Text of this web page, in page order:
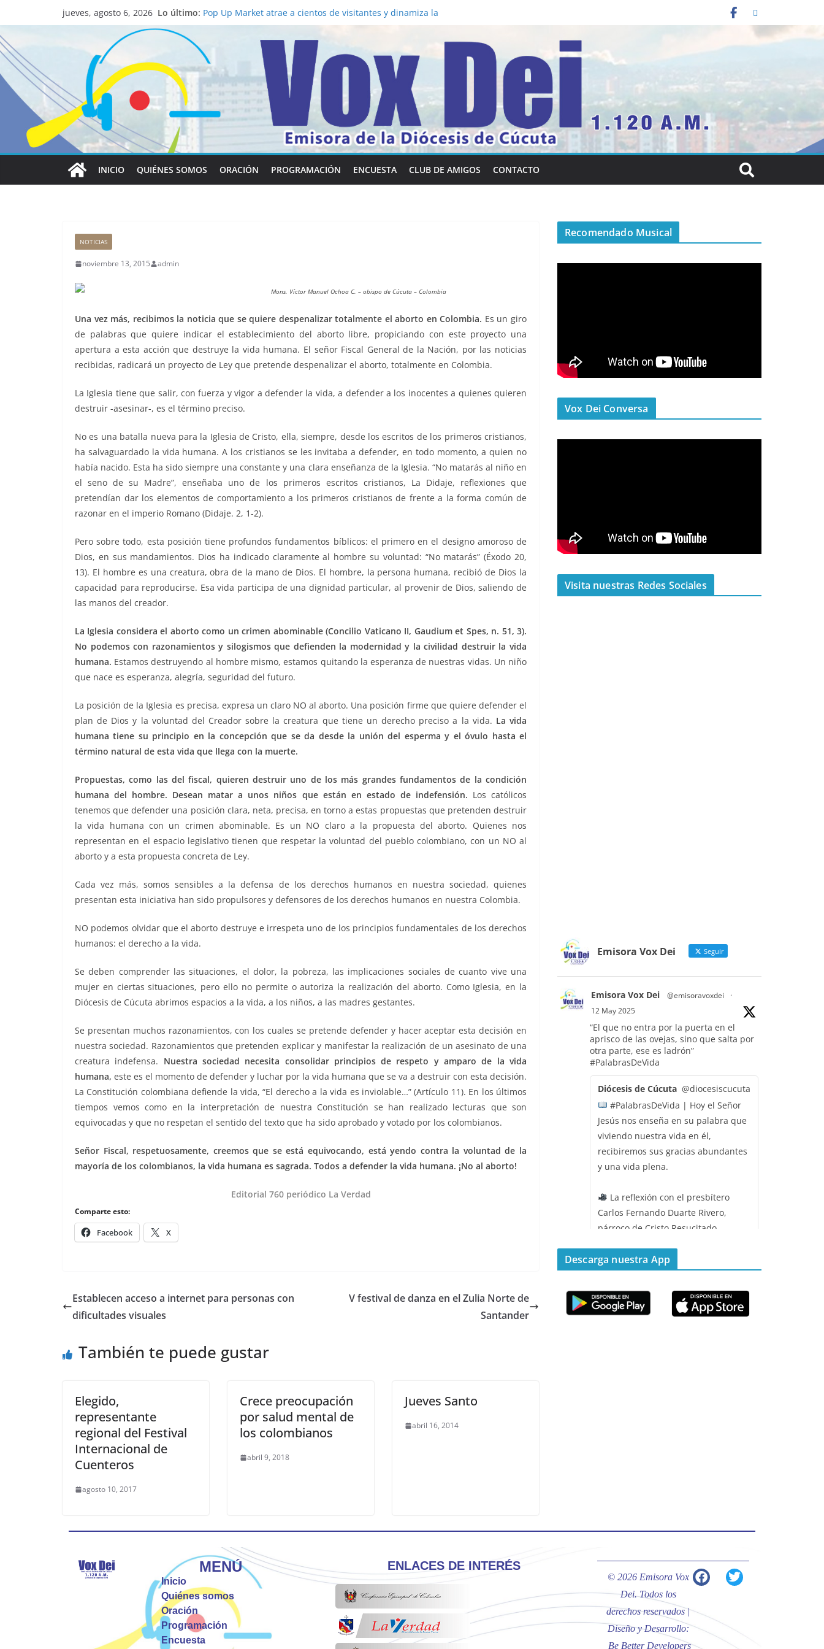
jueves, agosto 6, 2026 Lo último: católico para convertirse en “Superancianos”
Pop Up Market atrae a cientos de visitantes y dinamiza la
Salud mental a la mesa: la importancia de hablarlo en
familia
Lo que tienen en común la nueva Película Toy Story 5 y el
Papa León XIV
Realizadores de Vox Dei fortalecen su identidad
institucional y habilidades en comunicación visual
INICIO QUIÉNES SOMOS ORACIÓN PROGRAMACIÓN ENCUESTA CLUB DE AMIGOS CONTACTO
NOTICIAS
noviembre 13, 2015 admin
Mons. Víctor Manuel Ochoa C. – obispo de Cúcuta – Colombia
Una vez más, recibimos la noticia que se quiere despenalizar totalmente el aborto en Colombia. Es un giro
de palabras que quiere indicar el establecimiento del aborto libre, propiciando con este proyecto una
apertura a esta acción que destruye la vida humana. El señor Fiscal General de la Nación, por las noticias
recibidas, radicará un proyecto de Ley que pretende despenalizar el aborto, totalmente en Colombia.
La Iglesia tiene que salir, con fuerza y vigor a defender la vida, a defender a los inocentes a quienes quieren
destruir -asesinar-, es el término preciso.
No es una batalla nueva para la Iglesia de Cristo, ella, siempre, desde los escritos de los primeros cristianos,
ha salvaguardado la vida humana. A los cristianos se les invitaba a defender, en todo momento, a quien no
había nacido. Esta ha sido siempre una constante y una clara enseñanza de la Iglesia. “No matarás al niño en
el seno de su Madre”, enseñaba uno de los primeros escritos cristianos, La Didaje, reflexiones que
pretendían dar los elementos de comportamiento a los primeros cristianos de frente a la forma común de
razonar en el imperio Romano (Didaje. 2, 1-2).
Pero sobre todo, esta posición tiene profundos fundamentos bíblicos: el primero en el designo amoroso de
Dios, en sus mandamientos. Dios ha indicado claramente al hombre su voluntad: “No matarás” (Éxodo 20,
13). El hombre es una creatura, obra de la mano de Dios. El hombre, la persona humana, recibió de Dios la
capacidad para reproducirse. Esa vida participa de una dignidad particular, al provenir de Dios, saliendo de
las manos del creador.
La Iglesia considera el aborto como un crimen abominable (Concilio Vaticano II, Gaudium et Spes, n. 51, 3).
No podemos con razonamientos y silogismos que defienden la modernidad y la civilidad destruir la vida
humana. Estamos destruyendo al hombre mismo, estamos quitando la esperanza de nuestras vidas. Un niño
que nace es esperanza, alegría, seguridad del futuro.
La posición de la Iglesia es precisa, expresa un claro NO al aborto. Una posición firme que quiere defender el
plan de Dios y la voluntad del Creador sobre la creatura que tiene un derecho preciso a la vida. La vida
humana tiene su principio en la concepción que se da desde la unión del esperma y el óvulo hasta el
término natural de esta vida que llega con la muerte.
Propuestas, como las del fiscal, quieren destruir uno de los más grandes fundamentos de la condición
humana del hombre. Desean matar a unos niños que están en estado de indefensión. Los católicos
tenemos que defender una posición clara, neta, precisa, en torno a estas propuestas que pretenden destruir
la vida humana con un crimen abominable. Es un NO claro a la propuesta del aborto. Quienes nos
representan en el espacio legislativo tienen que respetar la voluntad del pueblo colombiano, con un NO al
aborto y a esta propuesta concreta de Ley.
Cada vez más, somos sensibles a la defensa de los derechos humanos en nuestra sociedad, quienes
presentan esta iniciativa han sido propulsores y defensores de los derechos humanos en nuestra Colombia.
NO podemos olvidar que el aborto destruye e irrespeta uno de los principios fundamentales de los derechos
humanos: el derecho a la vida.
Se deben comprender las situaciones, el dolor, la pobreza, las implicaciones sociales de cuanto vive una
mujer en ciertas situaciones, pero ello no permite o autoriza la realización del aborto. Como Iglesia, en la
Diócesis de Cúcuta abrimos espacios a la vida, a los niños, a las madres gestantes.
Se presentan muchos razonamientos, con los cuales se pretende defender y hacer aceptar esta decisión en
nuestra sociedad. Razonamientos que pretenden explicar y manifestar la realización de un asesinato de una
creatura indefensa. Nuestra sociedad necesita consolidar principios de respeto y amparo de la vida
humana, este es el momento de defender y luchar por la vida humana que se va a destruir con esta decisión.
La Constitución colombiana defiende la vida, “El derecho a la vida es inviolable…” (Artículo 11). En los últimos
tiempos vemos como en la interpretación de nuestra Constitución se han realizado lecturas que son
equivocadas y que no respetan el sentido del texto que ha sido aprobado y votado por los colombianos.
Señor Fiscal, respetuosamente, creemos que se está equivocando, está yendo contra la voluntad de la
mayoría de los colombianos, la vida humana es sagrada. Todos a defender la vida humana. ¡No al aborto!
Editorial 760 periódico La Verdad
Comparte esto:
Facebook X
Establecen acceso a internet para personas con
dificultades visuales
V festival de danza en el Zulia Norte de
Santander
También te puede gustar
Elegido,
representante
regional del Festival
Internacional de
Cuenteros
agosto 10, 2017
Crece preocupación
por salud mental de
los colombianos
abril 9, 2018
Jueves Santo
abril 16, 2014
Recomendado Musical
Vox Dei Conversa
Visita nuestras Redes Sociales
Emisora Vox Dei Seguir
Emisora Vox Dei @emisoravoxdei
·
12 May 2025
“El que no entra por la puerta en el
aprisco de las ovejas, sino que salta por
otra parte, ese es ladrón”
#PalabrasDeVida
Diócesis de Cúcuta @diocesiscucuta
#PalabrasDeVida | Hoy el Señor
Jesús nos enseña en su palabra que
viviendo nuestra vida en él,
recibiremos sus gracias abundantes
y una vida plena.
La reflexión con el presbítero
Carlos Fernando Duarte Rivero,
párroco de Cristo Resucitado.
Emisora Vox Dei @emisoravoxdei ·
11 May 2025
Twitter
@emisoravoxdei
·
10 May 2025
“Tú tienes palabras de vida eterna”
#PalabrasDeVida
Diócesis de Cúcuta @diocesiscucuta
Descarga nuestra App
MENÚ
Inicio
Quiénes somos
Oración
Programación
Encuesta
ENLACES DE INTERÉS
© 2026 Emisora Vox
Dei. Todos los
derechos reservados |
Diseño y Desarrollo:
Be Better Developers